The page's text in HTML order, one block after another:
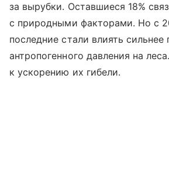
за вырубки. Оставшиеся 18%
с природными факторами. Но с
последние стали влиять сильнее
антропогенного давления на
к ускорению их гибели.